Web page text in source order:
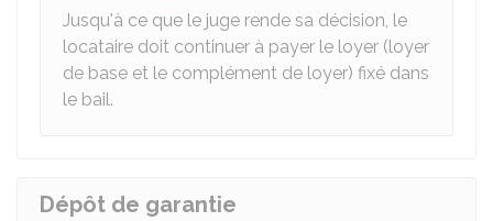
Jusqu'à ce que le juge rende sa décision, le
locataire doit continuer à payer le loyer (loyer
de base et le complément de loyer) fixé dans
le bail.
Dépôt de garantie